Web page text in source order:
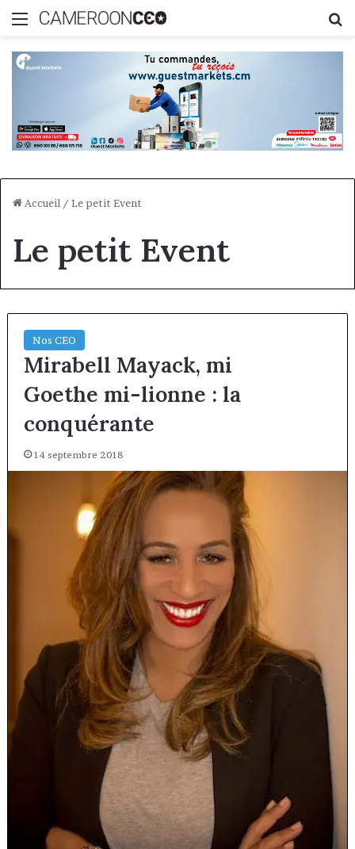
Menu
Accueil / Le petit Event
Le petit Event
Nos CEO
Mirabell Mayack, mi
Goethe mi-lionne : la
conquérante
14 septembre 2018